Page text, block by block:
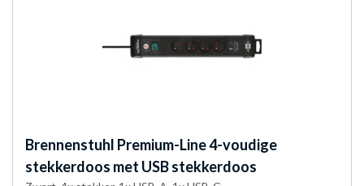
Brennenstuhl Premium-Line 4-voudige
stekkerdoos met USB stekkerdoos